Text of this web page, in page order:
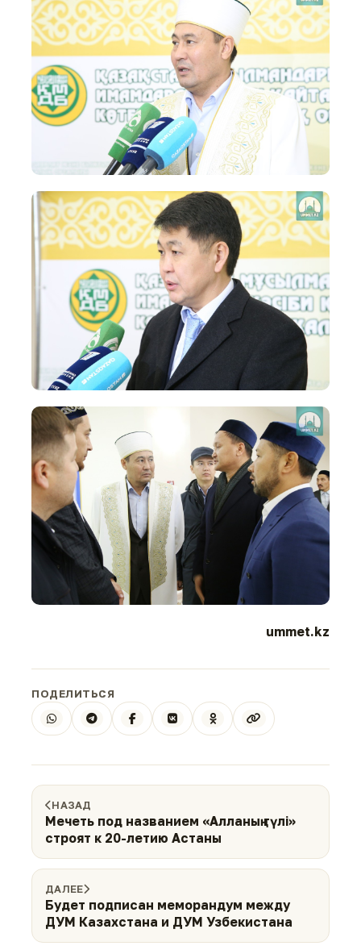
ummet.kz
ПОДЕЛИТЬСЯ
НАЗАД
Мечеть под названием «Алланың гүлі»
строят к 20-летию Астаны
ДАЛЕЕ
Будет подписан меморандум между
ДУМ Казахстана и ДУМ Узбекистана